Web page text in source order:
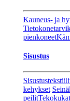
Kauneus- ja
pienkoneet
Sisustus
kehykset
peilitTekokukat